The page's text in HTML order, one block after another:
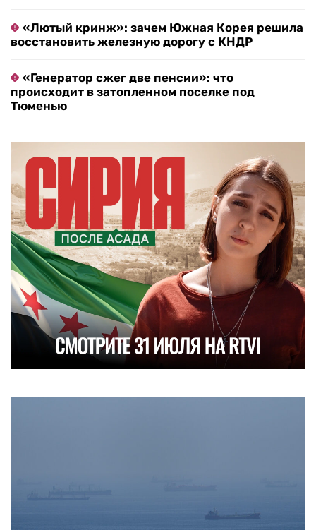
«Лютый кринж»: зачем Южная Корея решила
восстановить железную дорогу с КНДР
«Генератор сжег две пенсии»: что
происходит в затопленном поселке под
Тюменью